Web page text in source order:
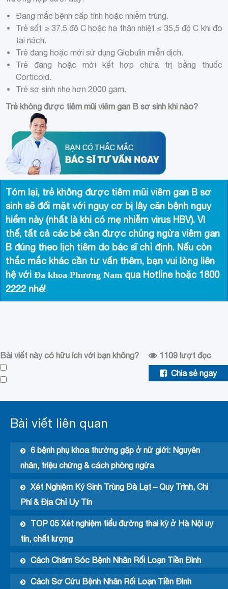
Đang mắc bệnh cấp tính hoặc nhiễm trùng.
Trẻ sốt ≥ 37,5 độ C hoặc hạ thân nhiệt ≤ 35,5 độ C khi đo
tại nách.
Trẻ đang hoặc mới sử dụng Globulin miễn dịch.
Trẻ đang hoặc mới kết hợp chữa trị bằng thuốc
Corticoid.
Trẻ sơ sinh nhẹ hơn 2000 gam.
Trẻ không được tiêm mũi viêm gan B sơ sinh khi nào?
Tóm lại, trẻ không được tiêm mũi viêm gan B sơ
sinh sẽ đối mặt với nguy cơ bị lây căn bệnh nguy
hiểm này (nhất là khi có mẹ nhiễm virus HBV). Vì
thế, tất cả các bé cần được chủng ngừa viêm gan
B đúng theo lịch tiêm do bác sĩ chỉ định. Nếu còn
thắc mắc khác cần tư vấn thêm, bạn vui lòng liên
hệ với Đa khoa Phương Nam qua Hotline hoặc 1800
2222 nhé!
Bài viết này có hữu ích với bạn không? 1109 lượt đọc
Chia sẻ ngay
Bài viết liên quan
6 bệnh phụ khoa thường gặp ở nữ giới: Nguyên
nhân, triệu chứng & cách phòng ngừa
Xét Nghiệm Ký Sinh Trùng Đà Lạt – Quy Trình, Chi
Phí & Địa Chỉ Uy Tín
TOP 05 Xét nghiệm tiểu đường thai kỳ ở Hà Nội uy
tín, chất lượng
Cách Chăm Sóc Bệnh Nhân Rối Loạn Tiền Đình
Cách Sơ Cứu Bệnh Nhân Rối Loạn Tiền Đình